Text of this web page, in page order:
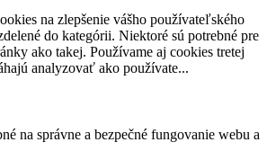
na zlepšenie vášho používateľského
do kategórii. Niektoré sú potrebné pre
ako takej. Používame aj cookies tretej
analyzovať ako používate...
na správne a bezpečné fungovanie webu a